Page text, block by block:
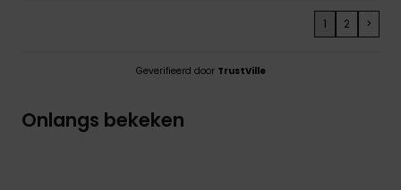
1 2 >
Geverifieerd door TrustVille
Onlangs bekeken